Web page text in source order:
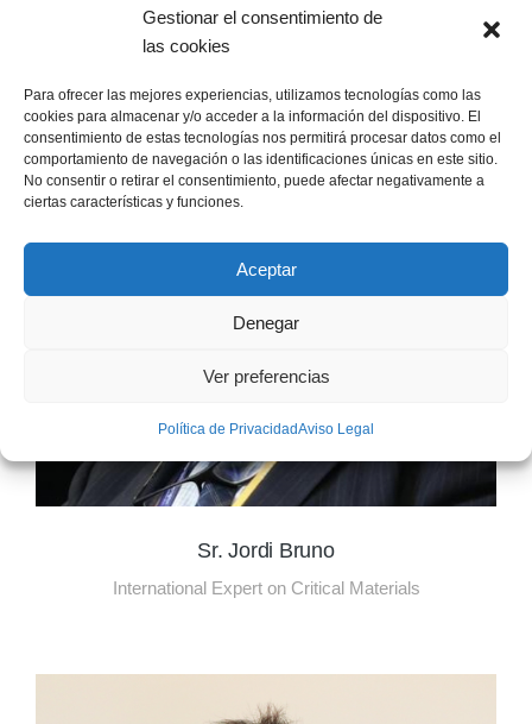
Gestionar el consentimiento de
las cookies
Para ofrecer las mejores experiencias, utilizamos tecnologías como las
cookies para almacenar y/o acceder a la información del dispositivo. El
consentimiento de estas tecnologías nos permitirá procesar datos como el
comportamiento de navegación o las identificaciones únicas en este sitio.
No consentir o retirar el consentimiento, puede afectar negativamente a
ciertas características y funciones.
Aceptar
Denegar
Ver preferencias
Política de PrivacidadAviso Legal
Sr. Jordi Bruno
International Expert on Critical Materials